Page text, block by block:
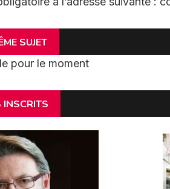
SUJET
pour le moment
INSCRITS